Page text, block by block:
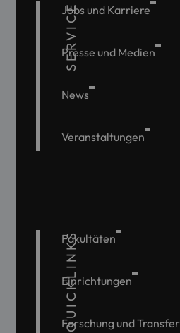
SERVICE
Jobs und Karriere
Presse und Medien
News
Veranstaltungen
QUICKLINKS
Fakultäten
Einrichtungen
Forschung und Transfer